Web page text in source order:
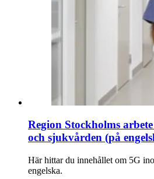
Region Stockholms
och sjukvården (på
Här hittar du innehållet om 5G
engelska.